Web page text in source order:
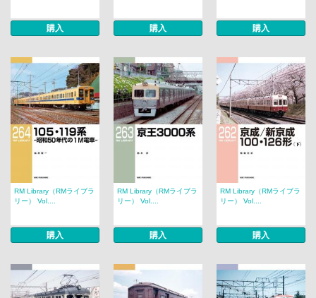
購入 購入 購入
RM Library（RMライブラ
リー） Vol....
購入
RM Library（RMライブラ
リー） Vol....
購入
RM Library（RMライブラ
リー） Vol....
購入